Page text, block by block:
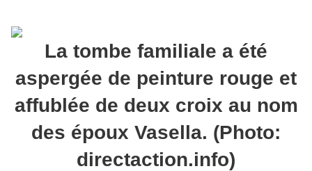
La tombe familiale a été
aspergée de peinture rouge et
affublée de deux croix au nom
des époux Vasella. (Photo:
directaction.info)